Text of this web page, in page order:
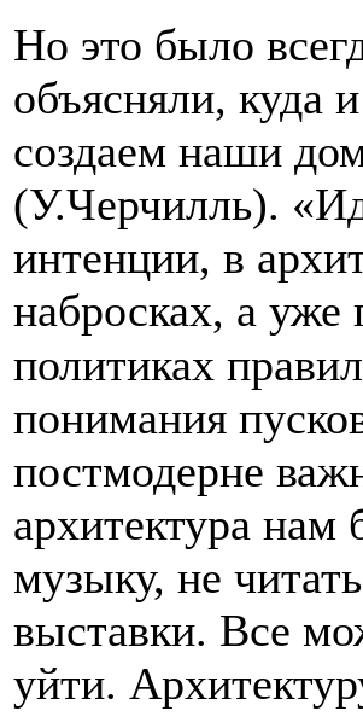
Но это было
объясняли, куда
создаем наши
(У.Черчилль).
интенции, в
набросках, а
политиках
понимания
постмодерне
архитектура
музыку, не
выставки. Все
уйти.